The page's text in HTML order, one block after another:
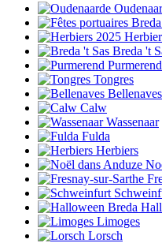
Breda 't
Purmerend
Tongres
Bellenaves
Calw
Wassenaar
Fulda
Herbiers
Limoges
Lorsch